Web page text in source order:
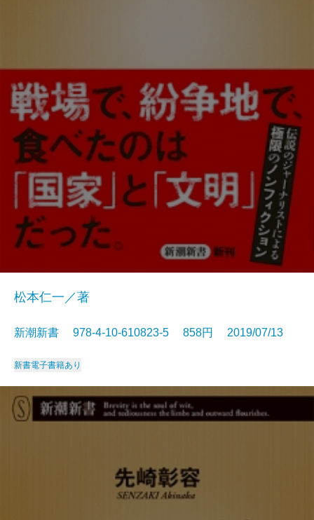
松本仁一／著
新潮新書 978-4-10-610823-5 858円 2019/07/13
新書電子書籍あり